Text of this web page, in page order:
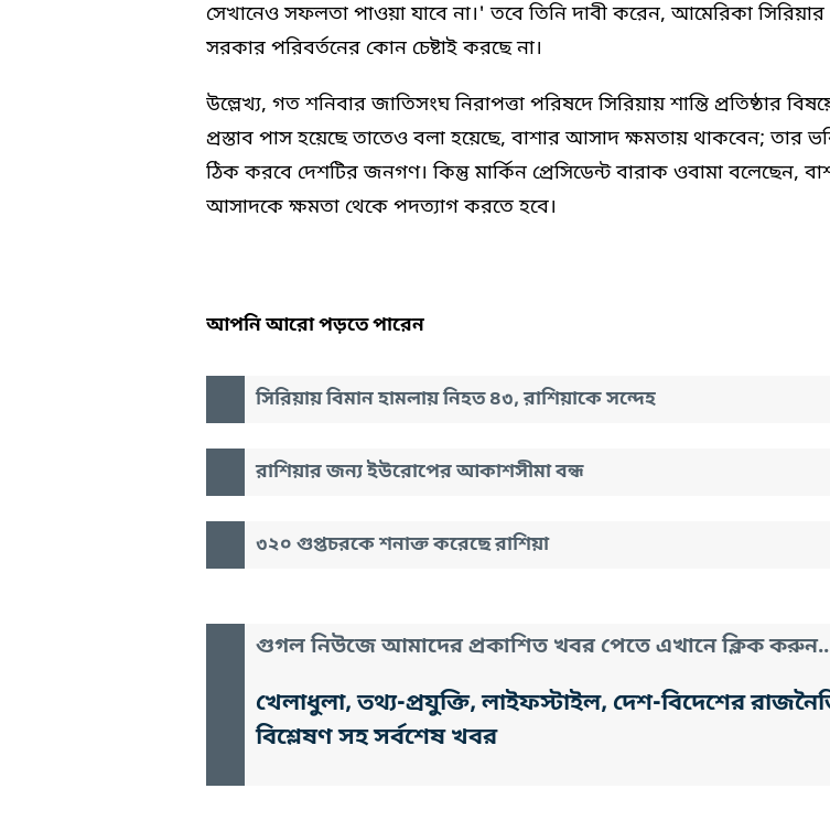
সেখানেও সফলতা পাওয়া যাবে না।' তবে তিনি দাবী করেন, আমেরিকা সিরিয়ার
সরকার পরিবর্তনের কোন চেষ্টাই করছে না।
উল্লেখ্য, গত শনিবার জাতিসংঘ নিরাপত্তা পরিষদে সিরিয়ায় শান্তি প্রতিষ্ঠার
প্রস্তাব পাস হয়েছে তাতেও বলা হয়েছে, বাশার আসাদ ক্ষমতায় থাকবেন; তার
ঠিক করবে দেশটির জনগণ। কিন্তু মার্কিন প্রেসিডেন্ট বারাক ওবামা বলেছেন,
আসাদকে ক্ষমতা থেকে পদত্যাগ করতে হবে।
আপনি আরো পড়তে পারেন
সিরিয়ায় বিমান হামলায় নিহত ৪৩, রাশিয়াকে সন্দেহ
রাশিয়ার জন্য ইউরোপের আকাশসীমা বন্ধ
৩২০ গুপ্তচরকে শনাক্ত করেছে রাশিয়া
গুগল নিউজে আমাদের প্রকাশিত খবর পেতে এখানে ক্লিক
খেলাধুলা, তথ্য-প্রযুক্তি, লাইফস্টাইল, দেশ-বিদেশের
বিশ্লেষণ সহ সর্বশেষ খবর